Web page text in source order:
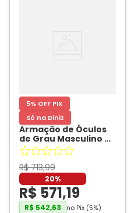
5% OFF PIX
Só na Diniz
Armação de Óculos
de Grau Masculino Dii
Collection 2 9007 ECO
Quadrado Cor Azul
Cristal- DII
COLLECTION
R$ 713,99
20%
R$ 571,19
R$ 542,63 no Pix (5%)